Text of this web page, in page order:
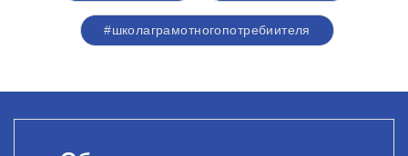
#школаграмотногопотребиителя